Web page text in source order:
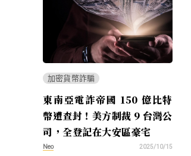
加密貨幣詐騙
東南亞電詐帝國 150 億比特
幣遭查封！美方制裁 9 台灣公
司，全登記在大安區豪宅
Neo 2025/10/15